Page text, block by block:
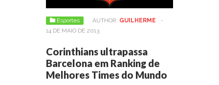
Esportes AUTHOR: GUILHERME
-
14 DE MAIO DE 2013
Corinthians ultrapassa
Barcelona em Ranking de
Melhores Times do Mundo